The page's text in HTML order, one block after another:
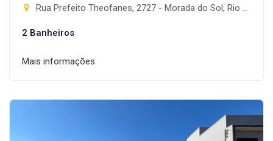
Rua Prefeito Theofanes, 2727 - Morada do Sol, Rio Brilhante-MS
2 Banheiros
Mais informações